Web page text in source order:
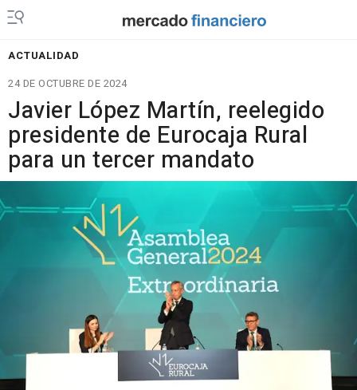
ACTUALIDAD
24 DE OCTUBRE DE 2024
Javier López Martín, reelegido
presidente de Eurocaja Rural
para un tercer mandato